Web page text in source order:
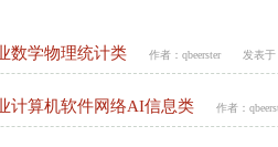
数学物理统计类 作者： qbeerster 发表
计算机软件网络AI信息类 作者：